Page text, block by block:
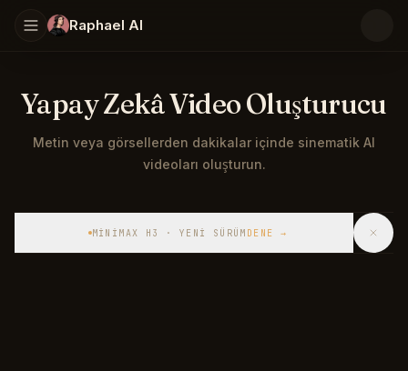
Raphael AI
Yapay Zekâ Video Oluşturucu
Metin veya görsellerden dakikalar içinde sinematik AI
videoları oluşturun.
MINIMAX H3 · YENI SÜRÜM DENE →